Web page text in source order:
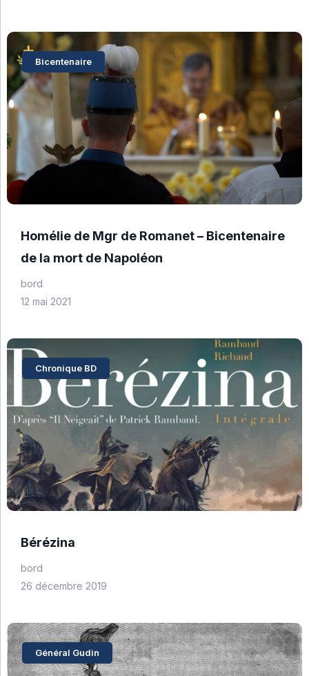
Bicentenaire
Homélie de Mgr de Romanet – Bicentenaire
de la mort de Napoléon
bord
12 mai 2021
Chronique BD
Bérézina
bord
26 décembre 2019
Général Gudin